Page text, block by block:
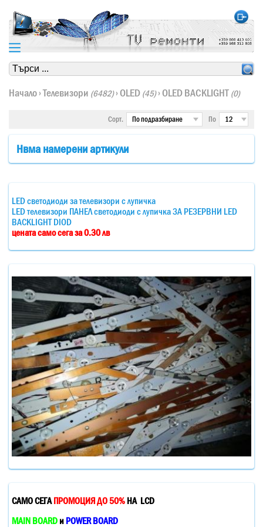
https://www.high-endrolex.com/24
Начало ›Телевизори (6482)› OLED (45)› OLED BACKLIGHT (0)
Сорт. По
Нвма намерени артикули
LED светодиоди за телевизори с лупичка
LED телевизори ПАНЕЛ светодиоди с лупичка ЗА РЕЗЕРВНИ LED
BACKLIGHT DIOD
цената само сега за 0.30 лв
САМО СЕГАПРОМОЦИЯ ДО 50% НА LCD
MAIN BOARD и POWER BOARD